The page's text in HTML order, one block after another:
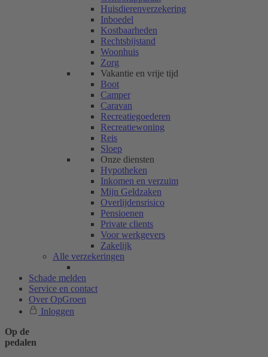
Huisdierenverzekering
Inboedel
Kostbaarheden
Rechtsbijstand
Woonhuis
Zorg
Vakantie en vrije tijd
Boot
Camper
Caravan
Recreatiegoederen
Recreatiewoning
Reis
Sloep
Onze diensten
Hypotheken
Inkomen en verzuim
Mijn Geldzaken
Overlijdensrisico
Pensioenen
Private clients
Voor werkgevers
Zakelijk
Alle verzekeringen
Schade melden
Service en contact
Over OpGroen
Inloggen
Op de
pedalen